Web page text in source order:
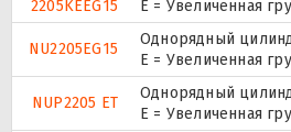
2205KEEG15
E = Увеличенная
NU2205EG15
Однорядный
E = Увеличенная
NUP2205 ET
Однорядный
E = Увеличенная